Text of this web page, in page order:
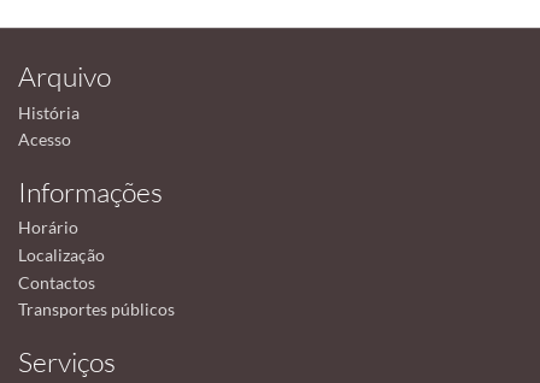
Arquivo
História
Acesso
Informações
Horário
Localização
Contactos
Transportes públicos
Serviços